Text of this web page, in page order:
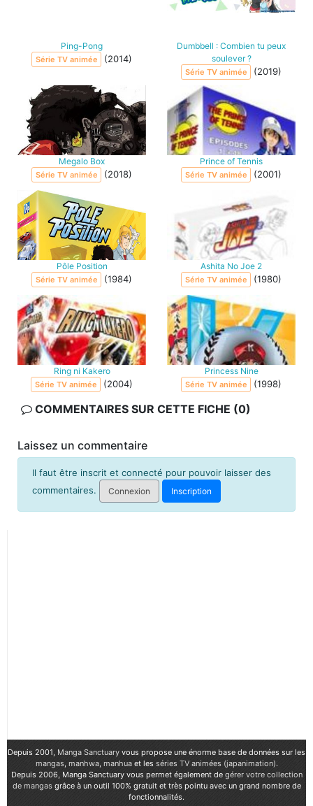
Ping-Pong
Série TV animée (2014)
Dumbbell : Combien tu peux
soulever ?
Série TV animée (2019)
Megalo Box
Série TV animée (2018)
Prince of Tennis
Série TV animée (2001)
Pôle Position
Série TV animée (1984)
Ashita No Joe 2
Série TV animée (1980)
Ring ni Kakero
Série TV animée (2004)
Princess Nine
Série TV animée (1998)
COMMENTAIRES SUR CETTE FICHE (0)
Laissez un commentaire
Il faut être inscrit et connecté pour pouvoir laisser des
commentaires.
Connexion Inscription
Depuis 2001, Manga Sanctuary vous propose une énorme base de données sur les
mangas, manhwa, manhuaet les séries TV animées (japanimation).
Depuis 2006, Manga Sanctuary vous permet également de gérer votre collection
de mangasgrâce à un outil 100% gratuit et très pointu avec un grand nombre de
fonctionnalités.